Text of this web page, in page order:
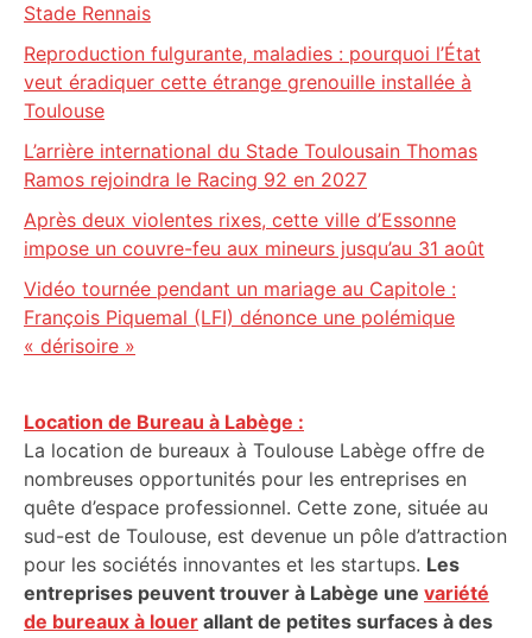
Stade Rennais
Reproduction fulgurante, maladies : pourquoi l’État
veut éradiquer cette étrange grenouille installée à
Toulouse
L’arrière international du Stade Toulousain Thomas
Ramos rejoindra le Racing 92 en 2027
Après deux violentes rixes, cette ville d’Essonne
impose un couvre-feu aux mineurs jusqu’au 31 août
Vidéo tournée pendant un mariage au Capitole :
François Piquemal (LFI) dénonce une polémique
« dérisoire »
Location de Bureau à Labège :
La location de bureaux à Toulouse Labège offre de
nombreuses opportunités pour les entreprises en
quête d’espace professionnel. Cette zone, située au
sud-est de Toulouse, est devenue un pôle d’attraction
pour les sociétés innovantes et les startups. Les
entreprises peuvent trouver à Labège une variété
de bureaux à louer allant de petites surfaces à des